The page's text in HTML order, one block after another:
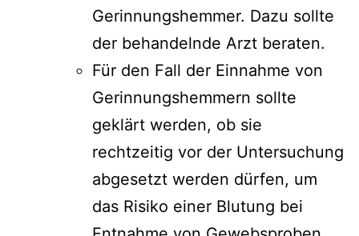
Gerinnungshemmer. Dazu sollte
der behandelnde Arzt beraten.
Für den Fall der Einnahme von
Gerinnungshemmern sollte
geklärt werden, ob sie
rechtzeitig vor der Untersuchung
abgesetzt werden dürfen, um
das Risiko einer Blutung bei